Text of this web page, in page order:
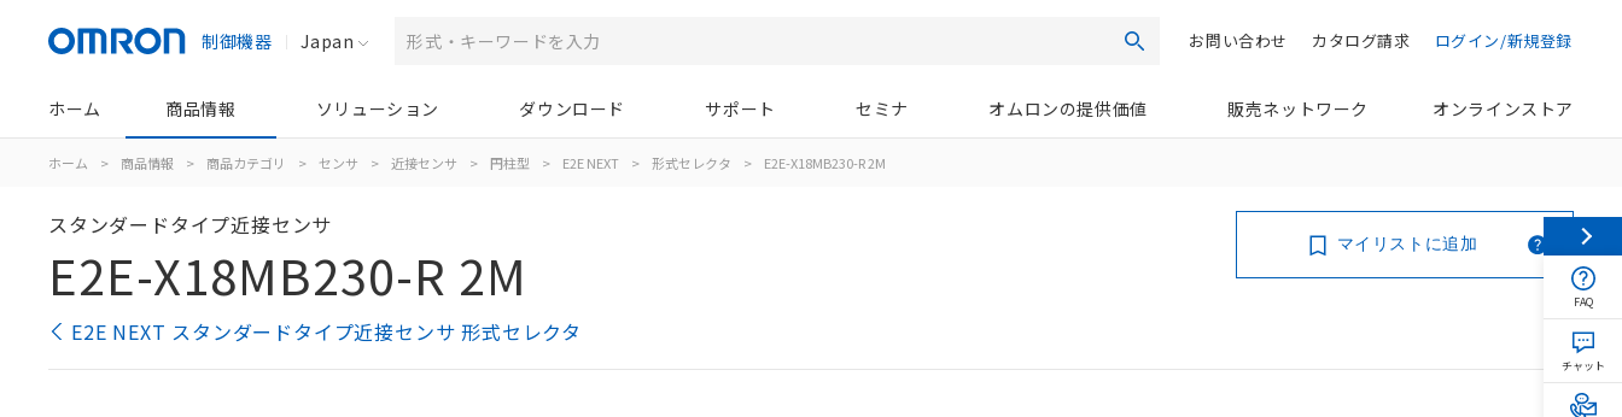
制御機器 Japan 検索 ログイン/新規登録
カタログ請求
お問い合わせ
ホーム 商品情報 ソリューション ダウンロード サポート セミナ オムロンの提供価値 販売ネットワーク オンラインストア
ホーム > 商品情報 > 商品カテゴリ > センサ > 近接センサ > 円柱型 > E2E NEXT > 形式セレクタ > E2E-X18MB230-R 2M
スタンダードタイプ近接センサ
E2E-X18MB230-R 2M
E2E NEXT スタンダードタイプ近接センサ 形式セレクタ
マイリストに追加
FAQ
チャット